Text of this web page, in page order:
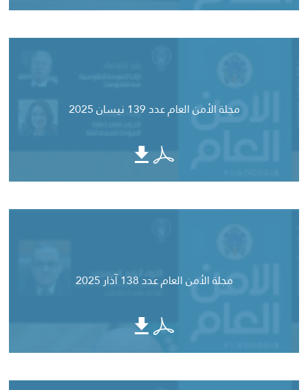
مجلة الأمن العام عدد 139 نيسان 2025
مجلة الأمن العام عدد 138 آذار 2025